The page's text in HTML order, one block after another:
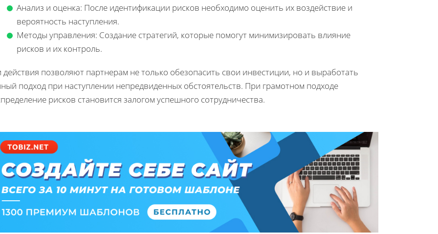
Анализ и оценка: После идентификации рисков необходимо оценить их воздействие и
вероятность наступления.
Методы управления: Создание стратегий, которые помогут минимизировать влияние
рисков и их контроль.
действия позволяют партнерам не только обезопасить свои инвестиции, но и выработать
подход при наступлении непредвиденных обстоятельств. При грамотном подходе
рисков становится залогом успешного сотрудничества.